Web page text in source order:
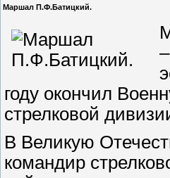
Маршал П.Ф.Батицкий.
году окончил
стрелковой
В Великую
командир